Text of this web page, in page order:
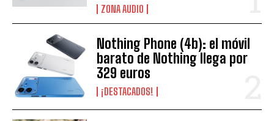
ZONA AUDIO
Nothing Phone (4b): el móvil
barato de Nothing llega por
329 euros
¡DESTACADOS!